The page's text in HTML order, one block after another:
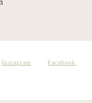
Instagram Facebook